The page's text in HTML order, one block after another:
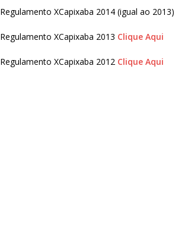
Regulamento XCapixaba 2014 (igual ao 2013)
Regulamento XCapixaba 2013 Clique Aqui
Regulamento XCapixaba 2012 Clique Aqui